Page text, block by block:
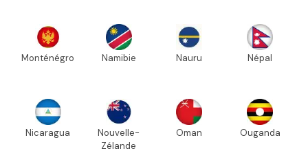
Monténégro Namibie Nauru Népal
Nicaragua
Nouvelle-
Zélande
Oman Ouganda